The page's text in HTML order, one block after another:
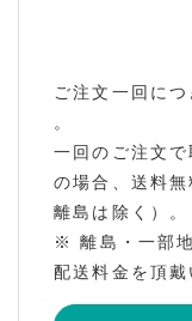
ご注文一回に
。
一回のご注文
の場合、送料無
離島は除く）。
※ 離島・一部
配送料金を頂戴